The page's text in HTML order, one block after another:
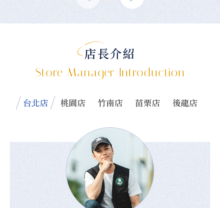
店長介紹
Store Manager Introduction
台北店 桃園店 竹南店 苗栗店 後龍店